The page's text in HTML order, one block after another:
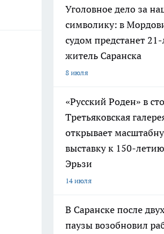
Уголовное дело за
символику: в
судом предстанет
житель Саранска
8 июля
«Русский Роден» в
Третьяковская
открывает
выставку к 150-
Эрьзи
14 июля
В Саранске после
паузы возобновил